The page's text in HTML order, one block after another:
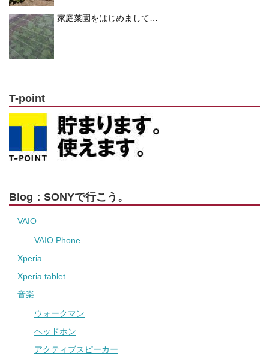
家庭菜園をはじめまして…
T-point
Blog：SONYで行こう。
VAIO
VAIO Phone
Xperia
Xperia tablet
音楽
ウォークマン
ヘッドホン
アクティブスピーカー